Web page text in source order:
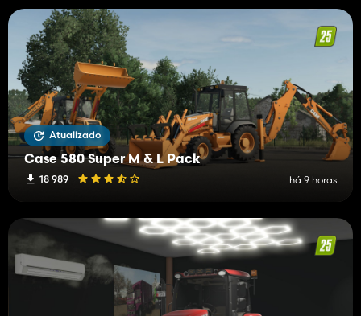
Atualizado
Case 580 Super M & L Pack
18 989 há 9 horas